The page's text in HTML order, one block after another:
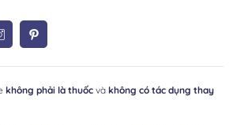
không phải là thuốc và không có tác dụng thay